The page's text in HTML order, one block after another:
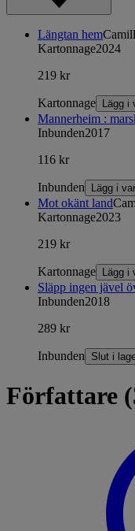
Längtan hem
Kartonnage2024
219 kr
Kartonnage Lägg
Mannerheim :
Inbunden2017
116 kr
Inbunden Lägg i
Mot okänt land
Kartonnage2023
219 kr
Kartonnage Lägg
Släpp ingen jävel
Inbunden2018
289 kr
Inbunden Slut i
Författare